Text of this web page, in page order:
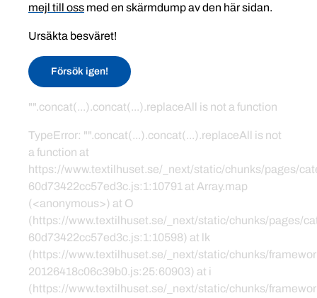
mejl till oss med en skärmdump av den här sidan.
Ursäkta besväret!
Försök igen!
"".concat(...).concat(...).replaceAll is not a function
TypeError: "".concat(...).concat(...).replaceAll is not
a function at
https://www.textilhuset.se/_next/static/chunks/pages/
60d73422cc57ed3c.js:1:10791 at Array.map
(<anonymous>) at O
(https://www.textilhuset.se/_next/static/chunks/pages/
60d73422cc57ed3c.js:1:10598) at lk
(https://www.textilhuset.se/_next/static/chunks/
20126418c06c39b0.js:25:60903) at i
(https://www.textilhuset.se/_next/static/chunks/